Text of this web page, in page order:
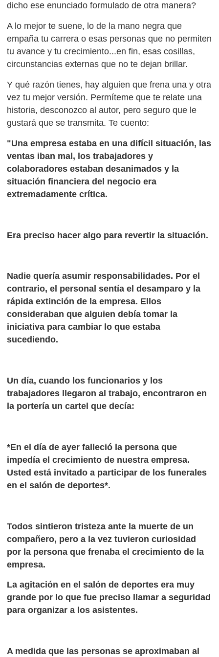
dicho ese enunciado formulado de otra manera?
A lo mejor te suene, lo de la mano negra que
empaña tu carrera o esas personas que no permiten
tu avance y tu crecimiento...en fin, esas cosillas,
circunstancias externas que no te dejan brillar.
Y qué razón tienes, hay alguien que frena una y otra
vez tu mejor versión. Permíteme que te relate una
historia, desconozco al autor, pero seguro que le
gustará que se transmita. Te cuento:
"Una empresa estaba en una difícil situación, las
ventas iban mal, los trabajadores y
colaboradores estaban desanimados y la
situación financiera del negocio era
extremadamente crítica.
Era preciso hacer algo para revertir la situación.
Nadie quería asumir responsabilidades. Por el
contrario, el personal sentía el desamparo y la
rápida extinción de la empresa. Ellos
consideraban que alguien debía tomar la
iniciativa para cambiar lo que estaba
sucediendo.
Un día, cuando los funcionarios y los
trabajadores llegaron al trabajo, encontraron en
la portería un cartel que decía:
*En el día de ayer falleció la persona que
impedía el crecimiento de nuestra empresa.
Usted está invitado a participar de los funerales
en el salón de deportes*.
Todos sintieron tristeza ante la muerte de un
compañero, pero a la vez tuvieron curiosidad
por la persona que frenaba el crecimiento de la
empresa.
La agitación en el salón de deportes era muy
grande por lo que fue preciso llamar a seguridad
para organizar a los asistentes.
A medida que las personas se aproximaban al